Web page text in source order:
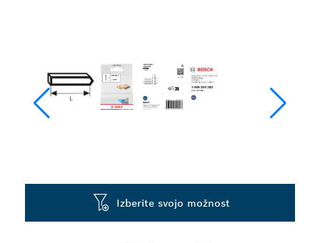
Izberite svojo možnost